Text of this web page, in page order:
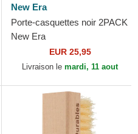
New Era
Porte-casquettes noir 2PACK
New Era
EUR 25,95
Livraison le mardi, 11 aout